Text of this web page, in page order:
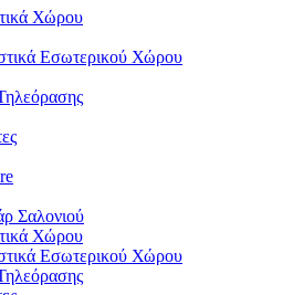
Χώρου
Εσωτερικού Χώρου
Σαλονιού
Χώρου
Εσωτερικού Χώρου